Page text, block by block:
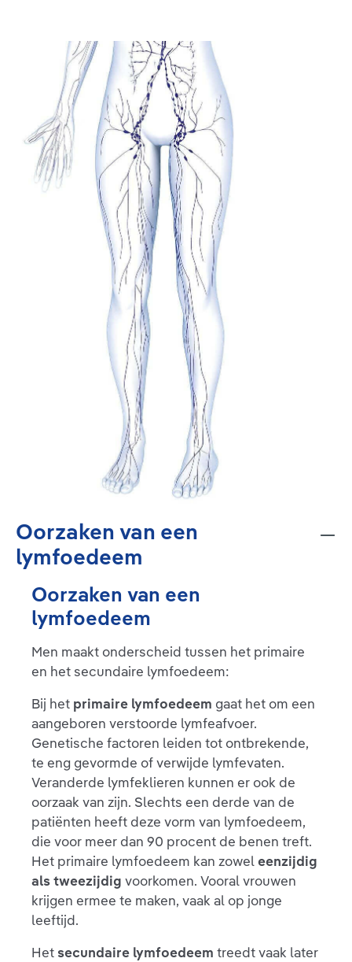
Oorzaken van een
lymfoedeem
Oorzaken van een
lymfoedeem
Men maakt onderscheid tussen het primaire
en het secundaire lymfoedeem:
Bij het primaire lymfoedeem gaat het om een
aangeboren verstoorde lymfeafvoer.
Genetische factoren leiden tot ontbrekende,
te eng gevormde of verwijde lymfevaten.
Veranderde lymfeklieren kunnen er ook de
oorzaak van zijn. Slechts een derde van de
patiënten heeft deze vorm van lymfoedeem,
die voor meer dan 90 procent de benen treft.
Het primaire lymfoedeem kan zoweleenzijdig
als tweezijdig voorkomen. Vooral vrouwen
krijgen ermee te maken, vaak al op jonge
leeftijd.
Het secundaire lymfoedeem treedt vaak later